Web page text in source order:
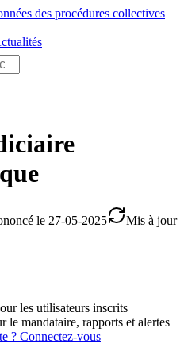
des procédures collectives
le 27-05-2025
Mis à jour
les utilisateurs inscrits
le mandataire, rapports et alertes
? Connectez-vous